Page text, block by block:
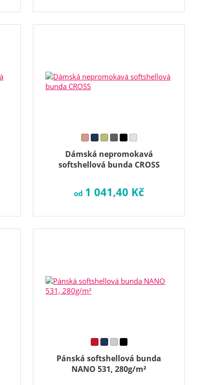
Dámská nepromokavá
softshellová bunda CROSS
od 1 041,40 Kč
Pánská softshellová bunda
NANO 531, 280g/m²